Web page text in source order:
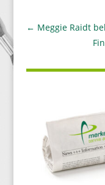
← Meggie Raidt